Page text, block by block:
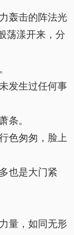
轰击的阵法光
荡漾开来，分
发生过任何事
条。
色匆匆，脸上
也是大门紧
量，如同无形